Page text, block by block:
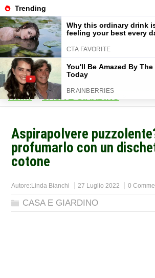
Home>CASA E GIARDINO
Aspirapolvere
profumarlo con un
cotone
Autore:Linda Bianchi 27 Luglio 2022 0
CASA E GIARDINO